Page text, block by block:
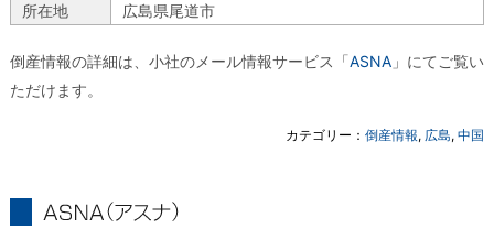
所在地
広島県尾道市
倒産情報の詳細は、小社のメール情報サービス「ASNA 」にてご覧い
ただけます。
カテゴリー：倒産情報, 広島,中国